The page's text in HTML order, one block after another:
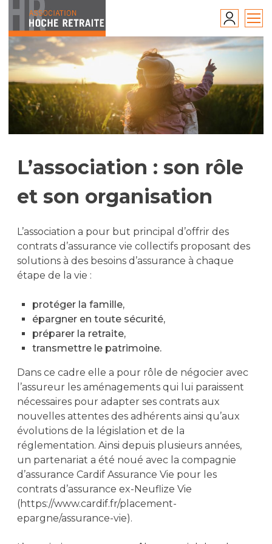
Skip
content
L’association : son rôle
et son organisation
L’association a pour but principal d’offrir des
contrats d’assurance vie collectifs proposant des
solutions à des besoins d’assurance à chaque
étape de la vie :
protéger la famille,
épargner en toute sécurité,
préparer la retraite,
transmettre le patrimoine.
Dans ce cadre elle a pour rôle de négocier avec
l’assureur les aménagements qui lui paraissent
nécessaires pour adapter ses contrats aux
nouvelles attentes des adhérents ainsi qu’aux
évolutions de la législation et de la
réglementation. Ainsi depuis plusieurs années,
un partenariat a été noué avec la compagnie
d’assurance Cardif Assurance Vie pour les
contrats d’assurance ex-Neuflize Vie
(https://www.cardif.fr/placement-
epargne/assurance-vie).